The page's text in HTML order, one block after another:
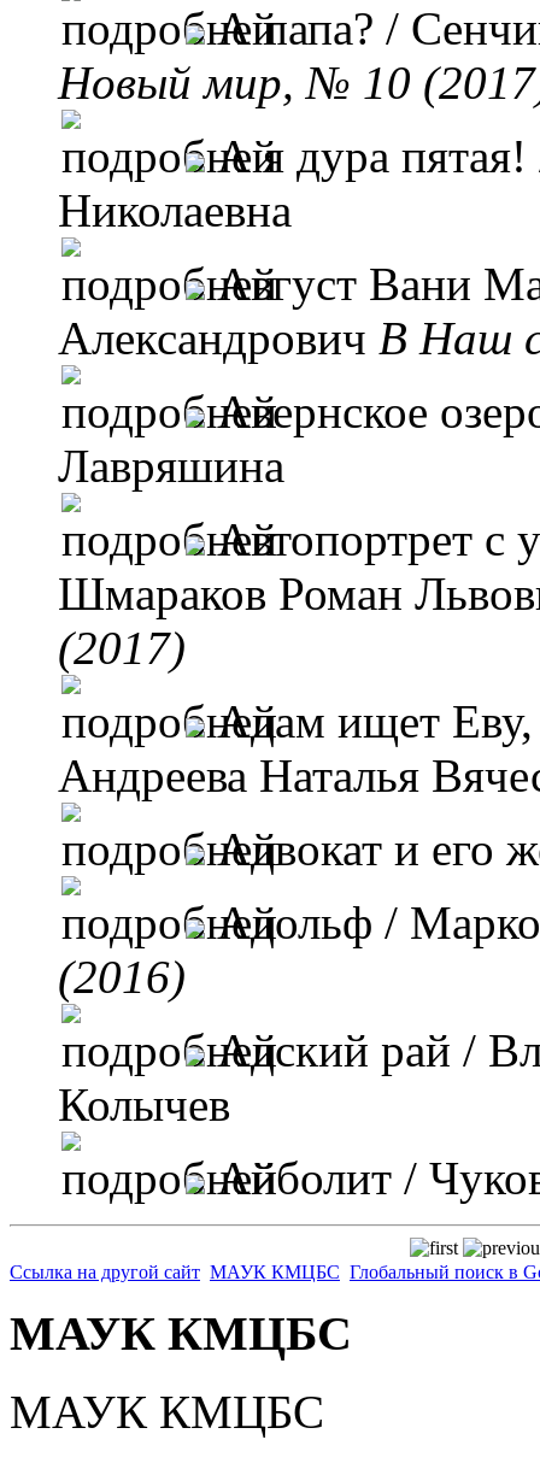
А папа? /
Новый мир, № 10
А я дура пятая!
Николаевна
Август Вани
Александрович B Наш
Авернское
Лавряшина
Автопортрет с
Шмараков Роман
(2017)
Адам ищет
Андреева Наталья
Адвокат и его
Адольф /
(2016)
Адский рай /
Колычев
Айболит /
Ссылка на другой сайт МАУК КМЦБС Глобальный поиск в
МАУК КМЦБС
МАУК КМЦБС